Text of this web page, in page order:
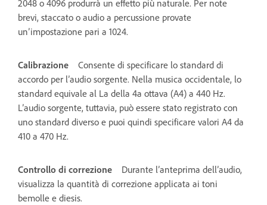
2048 o 4096 produrrà un effetto più naturale. Per note
brevi, staccato o audio a percussione provate
un’impostazione pari a 1024.
Calibrazione
Consente di specificare lo standard di
accordo per l’audio sorgente. Nella musica occidentale, lo
standard equivale al La della 4a ottava (A4) a 440 Hz.
L’audio sorgente, tuttavia, può essere stato registrato con
uno standard diverso e puoi quindi specificare valori A4 da
410 a 470 Hz.
Controllo di correzione
Durante l’anteprima dell’audio,
visualizza la quantità di correzione applicata ai toni
bemolle e diesis.